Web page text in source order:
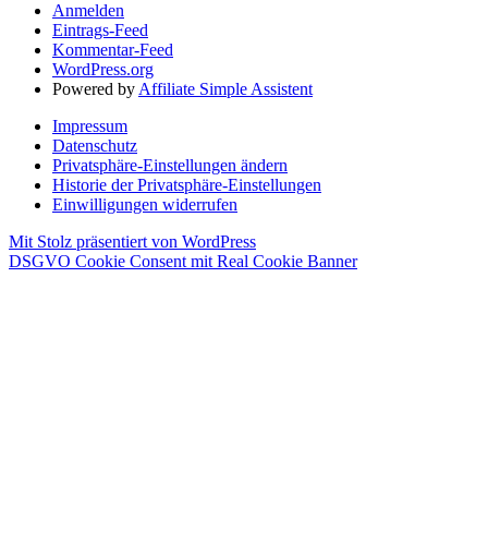
Anmelden
Eintrags-Feed
Kommentar-Feed
WordPress.org
Powered by Affiliate Simple Assistent
Impressum
Datenschutz
Privatsphäre-Einstellungen ändern
Historie der Privatsphäre-Einstellungen
Einwilligungen widerrufen
Mit Stolz präsentiert von WordPress
DSGVO Cookie Consent mit Real Cookie Banner